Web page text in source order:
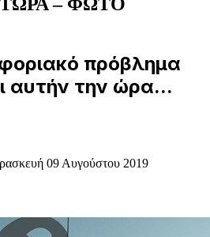
πρόβλημα
αυτήν την ώρα...
09 Αυγούστου 2019